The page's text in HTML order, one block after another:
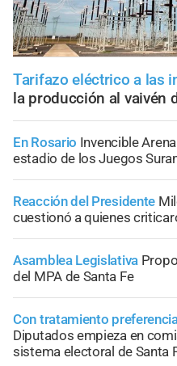
Tarifazo eléctrico a las
la producción al vaivén
En Rosario Invencible
estadio de los Juegos
Reacción del Presidente
cuestionó a quienes
Asamblea Legislativa
del MPA de Santa Fe
Con tratamiento
Diputados empieza en
sistema electoral de Santa